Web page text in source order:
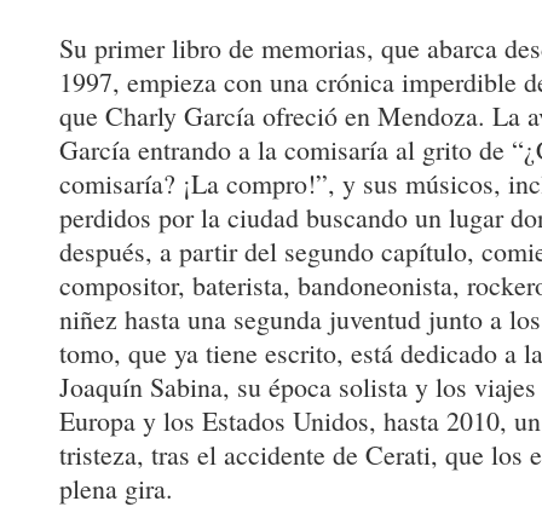
Su primer libro de memorias, que abarca
1997, empieza con una crónica imperdible
que Charly García ofreció en Mendoza. La
García entrando a la comisaría al grito de
comisaría? ¡La compro!”, y sus músicos,
perdidos por la ciudad buscando un lugar
después, a partir del segundo capítulo,
compositor, baterista, bandoneonista,
niñez hasta una segunda juventud junto a
tomo, que ya tiene escrito, está dedicado a
Joaquín Sabina, su época solista y los
Europa y los Estados Unidos, hasta 2010,
tristeza, tras el accidente de Cerati, que los
plena gira.